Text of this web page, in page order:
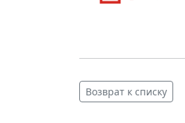
Возврат к списку